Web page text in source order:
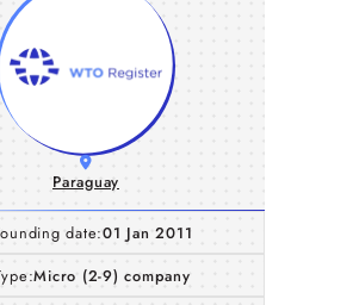
Paraguay
date:01 Jan 2011
Micro (2-9) company